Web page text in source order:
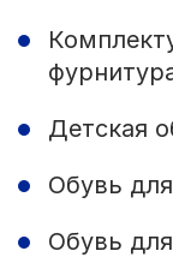
Детская
Обувь
Обувь